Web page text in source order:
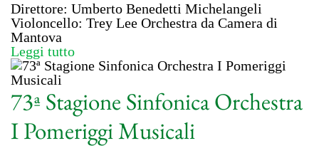
Direttore: Umberto Benedetti Michelangeli
Violoncello: Trey Lee Orchestra da Camera di
Mantova
Leggi tutto
73ª Stagione Sinfonica Orchestra
I Pomeriggi Musicali